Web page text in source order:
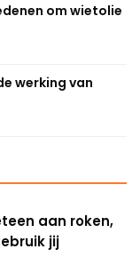
om wietolie
werking van
aan roken,
jij